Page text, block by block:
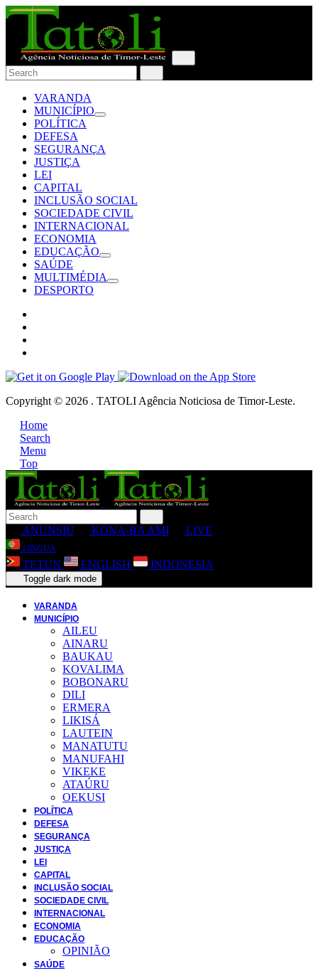
VARANDA
MUNICÍPIO
POLÍTICA
DEFESA
SEGURANÇA
JUSTIÇA
LEI
CAPITAL
INCLUSÃO SOCIAL
SOCIEDADE CIVIL
INTERNACIONAL
ECONOMIA
EDUCAÇÃO
SAÚDE
MULTIMÉDIA
DESPORTO
Copyright © 2026 . TATOLI Agência Noticiosa de Timor-Leste.
Home
Search
Menu
Top
ANUNSIU KONA-BA AMI LIVE
LINGUA
TETUN ENGLISH INDONESIA
Toggle dark mode
VARANDA
MUNICÍPIO
AILEU
AINARU
BAUKAU
KOVALIMA
BOBONARU
DILI
ERMERA
LIKISÁ
LAUTEIN
MANATUTU
MANUFAHI
VIKEKE
ATAÚRU
OEKUSI
POLÍTICA
DEFESA
SEGURANÇA
JUSTIÇA
LEI
CAPITAL
INCLUSÃO SOCIAL
SOCIEDADE CIVIL
INTERNACIONAL
ECONOMIA
EDUCAÇÃO
OPINIÃO
SAÚDE